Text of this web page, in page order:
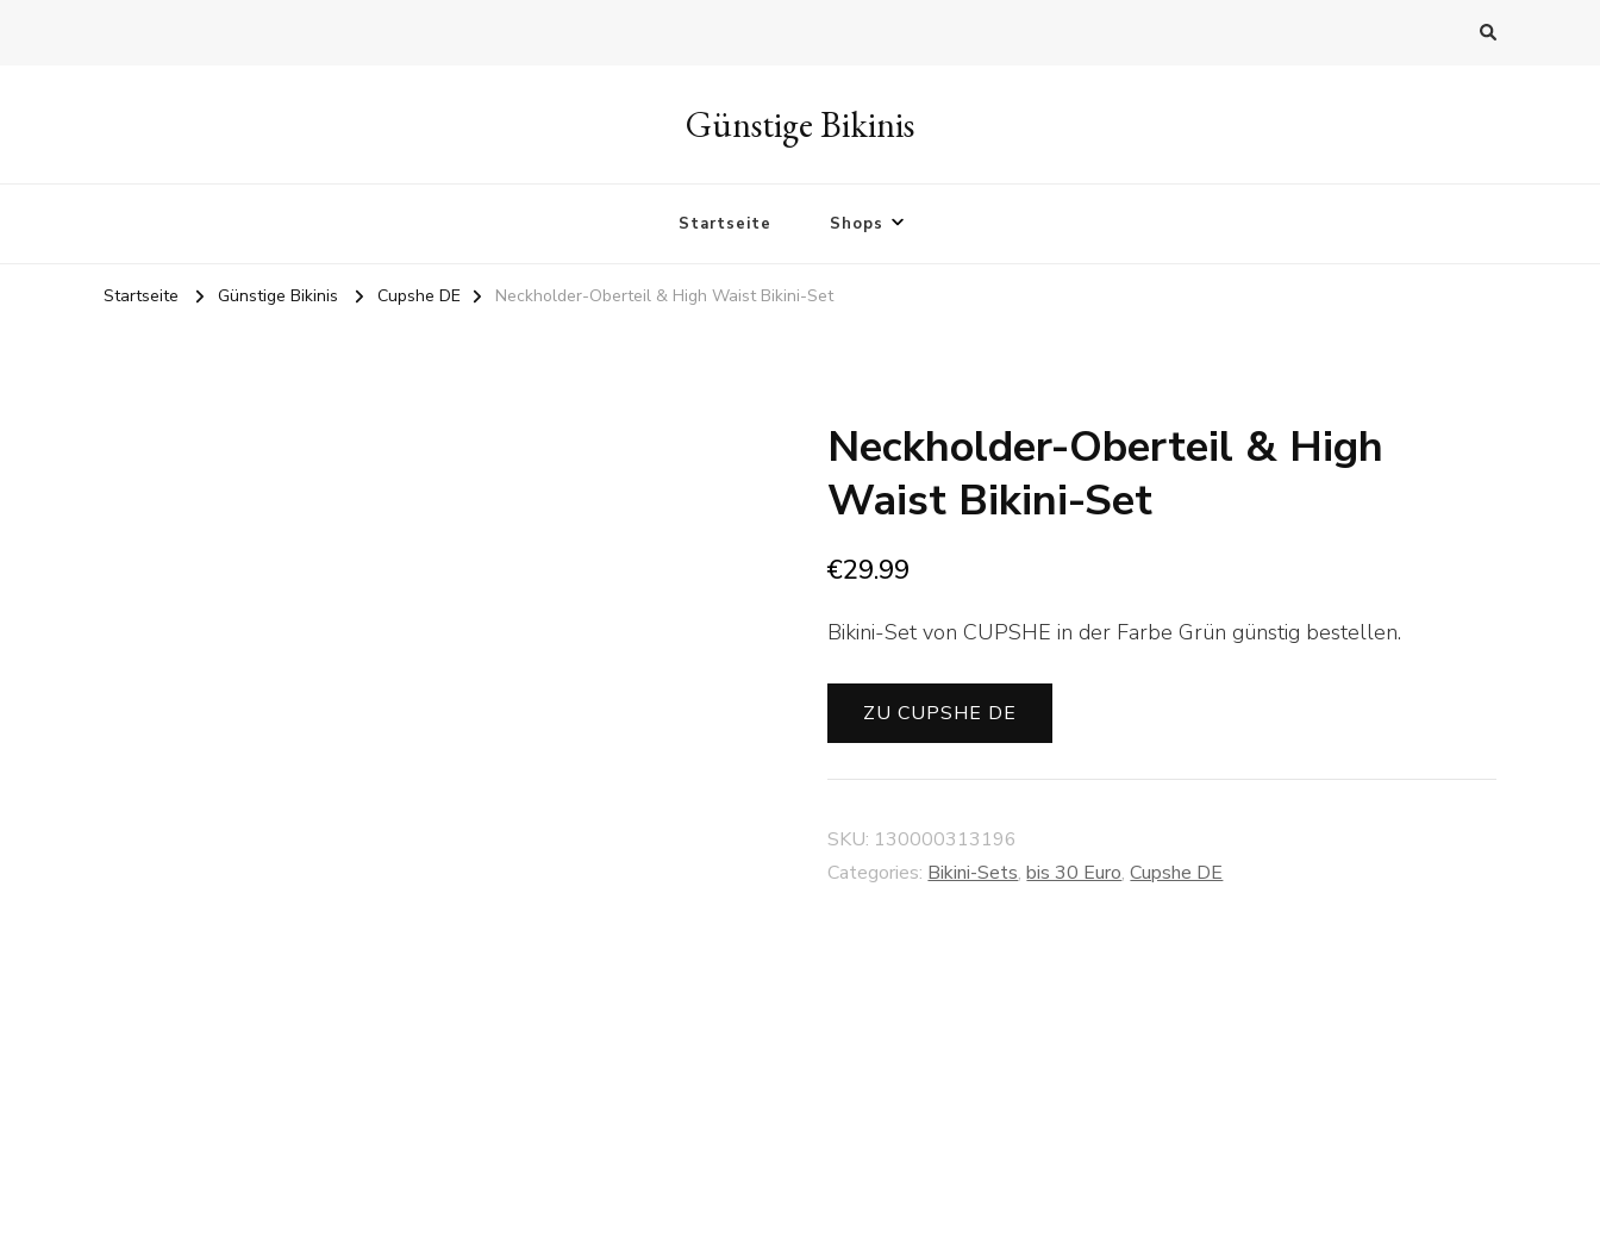
Günstige Bikinis
Startseite Shops
Startseite Günstige Bikinis Cupshe DE Neckholder-Oberteil & High Waist Bikini-Set
Neckholder-Oberteil & High
Waist Bikini-Set
€29.99
Bikini-Set von CUPSHE in der Farbe Grün günstig bestellen.
ZU CUPSHE DE
SKU: 130000313196
Categories: Bikini-Sets,bis 30 Euro,Cupshe DE